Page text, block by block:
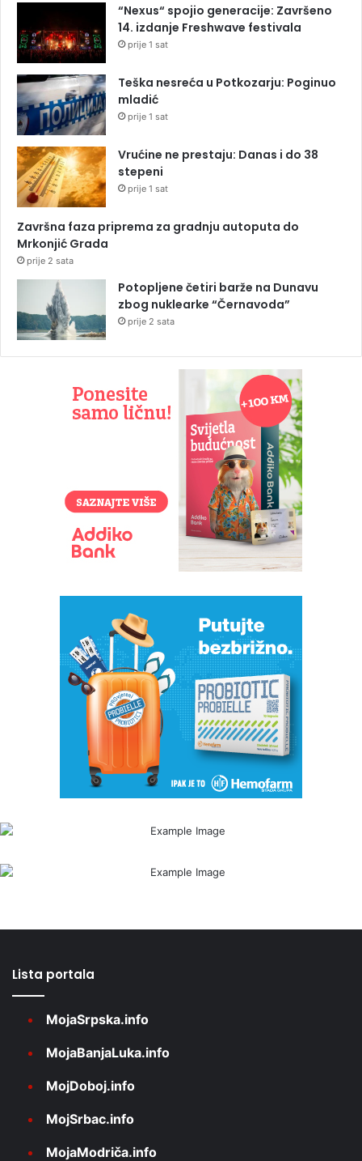
“Nexus“ spojio generacije: Završeno
14. izdanje Freshwave festivala
prije 1 sat
Teška nesreća u Potkozarju: Poginuo
mladić
prije 1 sat
Vrućine ne prestaju: Danas i do 38
stepeni
prije 1 sat
Završna faza priprema za gradnju autoputa do
Mrkonjić Grada
prije 2 sata
Potopljene četiri barže na Dunavu
zbog nuklearke “Černavoda”
prije 2 sata
Lista portala
MojaSrpska.info
MojaBanjaLuka.info
MojDoboj.info
MojSrbac.info
MojaModriča.info